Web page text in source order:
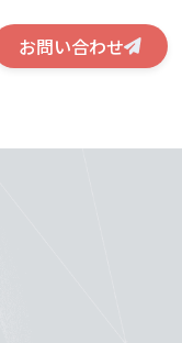
お問い合わせ